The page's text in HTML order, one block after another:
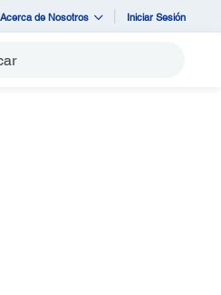
Acerca de Nosotros Iniciar Sesión